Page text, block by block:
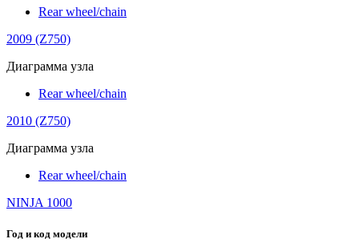
Rear wheel/chain
2009 (Z750)
Диаграмма узла
Rear wheel/chain
2010 (Z750)
Диаграмма узла
Rear wheel/chain
NINJA 1000
Год и код модели